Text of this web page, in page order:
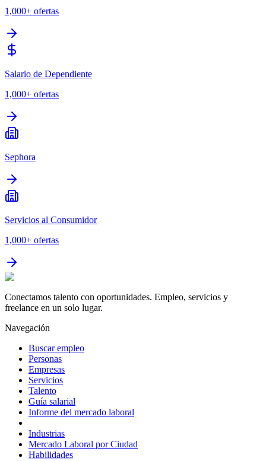
1,000+ ofertas
Salario de Dependiente
1,000+ ofertas
Sephora
Servicios al Consumidor
1,000+ ofertas
Conectamos talento con oportunidades. Empleo, servicios y
freelance en un solo lugar.
Navegación
Buscar empleo
Personas
Empresas
Servicios
Talento
Guía salarial
Informe del mercado laboral
Industrias
Mercado Laboral por Ciudad
Habilidades